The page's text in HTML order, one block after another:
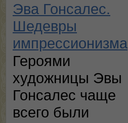
Эва Гонсалес.
Шедевры
импрессионизма
Героями
художницы Эвы
Гонсалес чаще
всего были